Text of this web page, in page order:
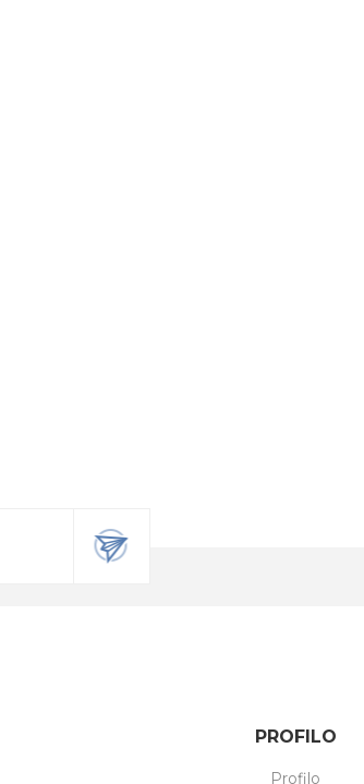
PROFILO
Profilo